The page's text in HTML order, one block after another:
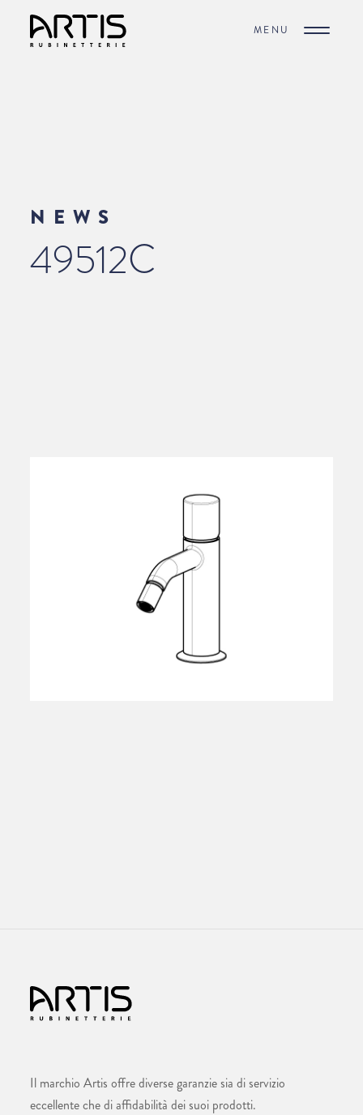
MENU
NEWS
49512C
Il marchio Artis offre diverse garanzie sia di servizio
eccellente che di affidabilità dei suoi prodotti.